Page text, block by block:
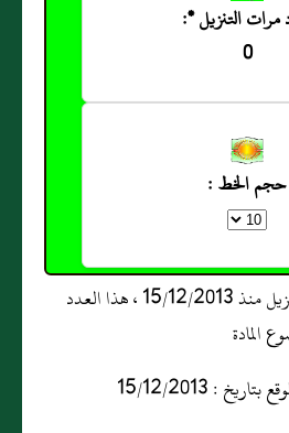
التنزيل *:
0
حجم الخط :
* : عدد المشاهدات و التنزيل منذ 15/12/2013 ، هذا العدد
المادة
: 15/12/2013